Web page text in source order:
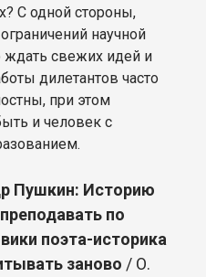
С одной стороны,
научной
свежих идей и
дилетантов часто
при этом
и человек с
Пушкин: Историю
по
поэта-историка
заново / О.